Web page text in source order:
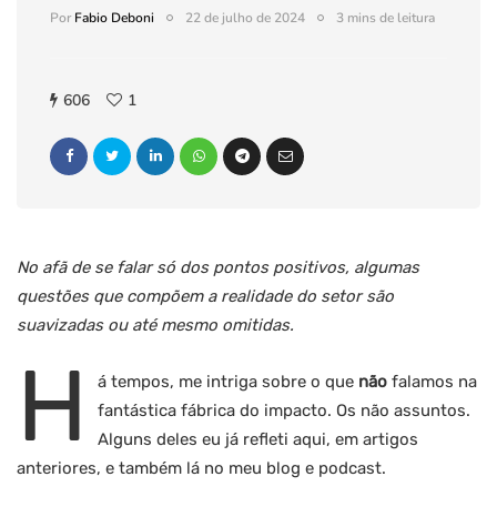
PorFabio Deboni 22 de julho de 2024 3 mins de leitura
606 1
No afã de se falar só dos pontos positivos, algumas
questões que compõem a realidade do setor são
suavizadas ou até mesmo omitidas.
H á tempos, me intriga sobre o que não falamos na
fantástica fábrica do impacto. Os não assuntos.
Alguns deles eu já refleti aqui, em artigos
anteriores, e também lá no meu blog e podcast.